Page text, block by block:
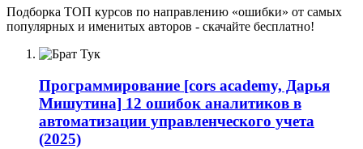
Подборка ТОП курсов по направлению «ошибки» от самых
популярных и именитых авторов - скачайте бесплатно!
Программирование [cors academy, Дарья
Мишутина] 12 ошибок аналитиков в
автоматизации управленческого учета
(2025)